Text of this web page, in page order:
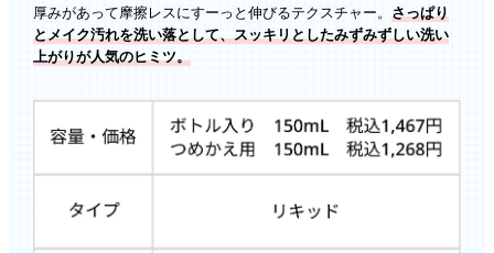
厚みがあって摩擦レスにすーっと伸びるテクスチャー。 さっぱり
とメイク汚れを洗い落として、スッキリとしたみずみずしい洗い
上がりが人気のヒミツ。